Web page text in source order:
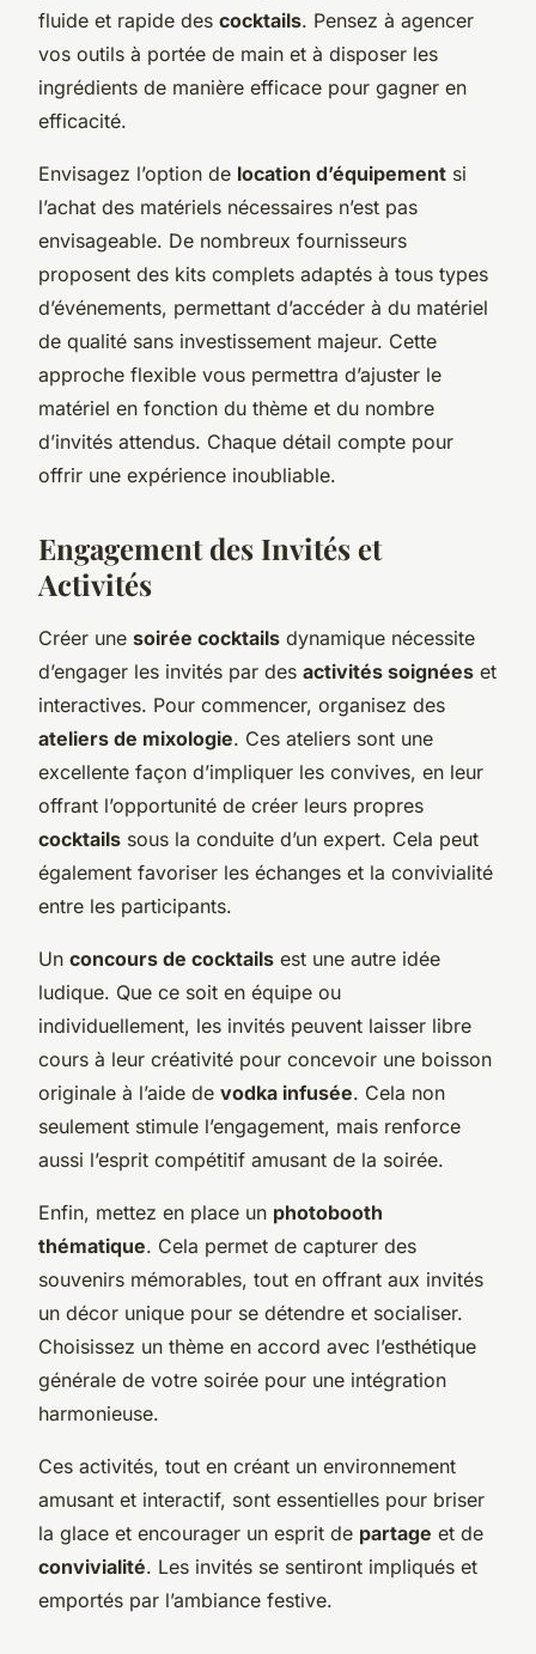
fluide et rapide des cocktails. Pensez à agencer
vos outils à portée de main et à disposer les
ingrédients de manière efficace pour gagner en
efficacité.
Envisagez l’option de location d’équipement si
l’achat des matériels nécessaires n’est pas
envisageable. De nombreux fournisseurs
proposent des kits complets adaptés à tous types
d’événements, permettant d’accéder à du matériel
de qualité sans investissement majeur. Cette
approche flexible vous permettra d’ajuster le
matériel en fonction du thème et du nombre
d’invités attendus. Chaque détail compte pour
offrir une expérience inoubliable.
Engagement des Invités et
Activités
Créer une soirée cocktails dynamique nécessite
d’engager les invités par des activités soignées et
interactives. Pour commencer, organisez des
ateliers de mixologie. Ces ateliers sont une
excellente façon d’impliquer les convives, en leur
offrant l’opportunité de créer leurs propres
cocktails sous la conduite d’un expert. Cela peut
également favoriser les échanges et la convivialité
entre les participants.
Un concours de cocktails est une autre idée
ludique. Que ce soit en équipe ou
individuellement, les invités peuvent laisser libre
cours à leur créativité pour concevoir une boisson
originale à l’aide de vodka infusée. Cela non
seulement stimule l’engagement, mais renforce
aussi l’esprit compétitif amusant de la soirée.
Enfin, mettez en place un photobooth
thématique. Cela permet de capturer des
souvenirs mémorables, tout en offrant aux invités
un décor unique pour se détendre et socialiser.
Choisissez un thème en accord avec l’esthétique
générale de votre soirée pour une intégration
harmonieuse.
Ces activités, tout en créant un environnement
amusant et interactif, sont essentielles pour briser
la glace et encourager un esprit de partage et de
convivialité. Les invités se sentiront impliqués et
emportés par l’ambiance festive.